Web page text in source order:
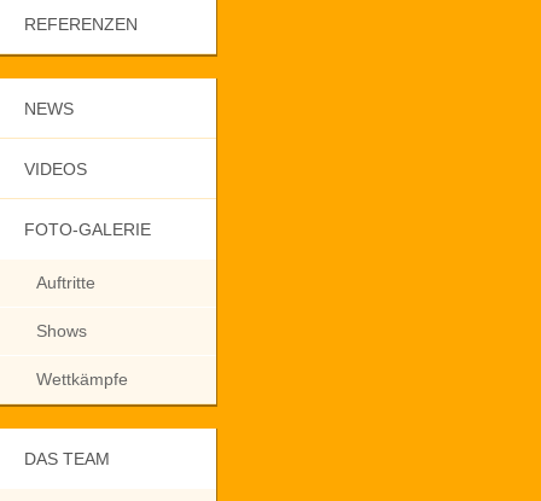
REFERENZEN
NEWS
VIDEOS
FOTO-GALERIE
Auftritte
Shows
Wettkämpfe
DAS TEAM